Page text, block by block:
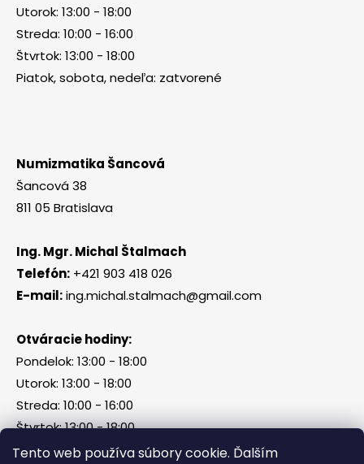
Tento web používa súbory cookie. Ďalším
Utorok: 13:00 - 18:00
Streda: 10:00 - 16:00
Štvrtok: 13:00 - 18:00
Piatok, sobota, nedeľa: zatvorené
Numizmatika Šancová
Šancová 38
811 05 Bratislava
Ing. Mgr. Michal Štalmach
Telefón: +421 903 418 026
E-mail:ing.michal.stalmach@gmail.com
Otváracie hodiny:
Pondelok: 13:00 - 18:00
Utorok: 13:00 - 18:00
Streda: 10:00 - 16:00
Štvrtok: 13:00 - 18:00
Piatok, sobota, nedeľa: zatvorené